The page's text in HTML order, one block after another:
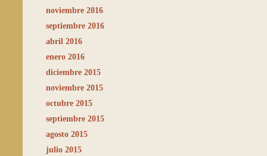
noviembre 2016
septiembre 2016
abril 2016
enero 2016
diciembre 2015
noviembre 2015
octubre 2015
septiembre 2015
agosto 2015
julio 2015